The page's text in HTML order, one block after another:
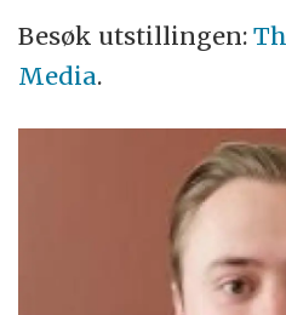
Besøk utstillingen:
Media.